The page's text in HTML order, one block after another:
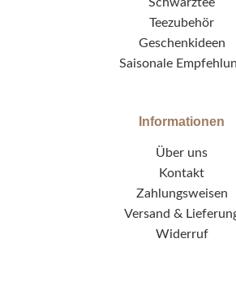
Teezubehör
Geschenkideen
Saisonale
Informationen
Über uns
Kontakt
Zahlungsweisen
Versand &
Widerruf